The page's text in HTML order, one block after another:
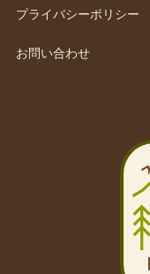
プライバシーポリシー
お問い合わせ